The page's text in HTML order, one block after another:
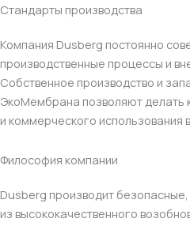
Стандарты производства
Компания Dusberg постоянно
производственные процессы и
Собственное производство и
ЭкоМембрана позволяют делать
и коммерческого использования
Философия компании
Dusberg производит
из высококачественного